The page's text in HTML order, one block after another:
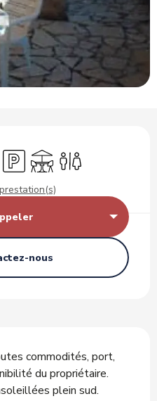
ParkingTerrasseToilettes
nous
commodités, port,
du propriétaire.
plein sud.